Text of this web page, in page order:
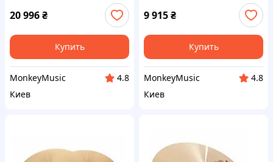
20 996₴
Купить
MonkeyMusic
4.8
Киев
9 915₴
Купить
MonkeyMusic
4.8
Киев